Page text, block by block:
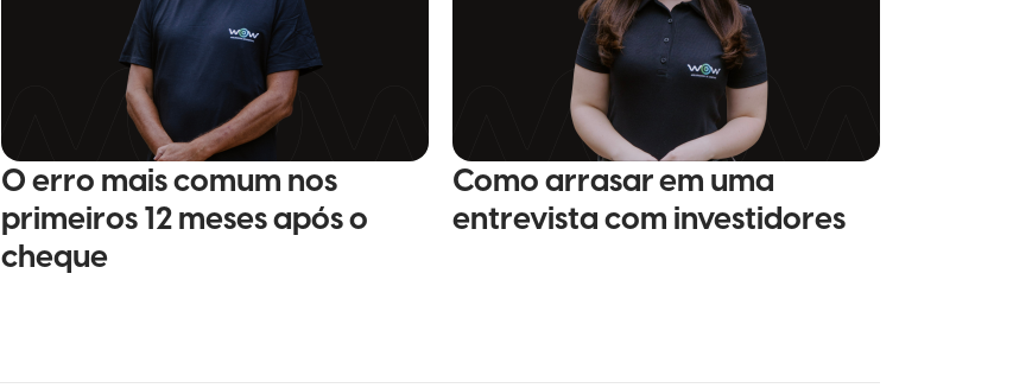
O erro mais comum nos
primeiros 12 meses após o
cheque
Como arrasar em uma
entrevista com investidores